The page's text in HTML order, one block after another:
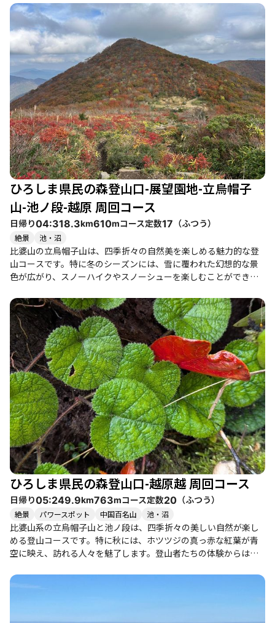
が美しく、特に池ノ段からの眺望は圧巻です。青空の下で色とり
どりの紅葉を楽しむことができ、心が癒される瞬間が多くありま
す。特に、晴れ間が見えた時の景色は「ずっと眺めていたい」と
感じるほどの美しさです。登山者たちは、紅葉のピークを過ぎた
時期でも、ホツツジの赤が美しく映える景色を楽しんでいます。
このコースは、初心者から健脚者まで楽しめる道が整備されてお
り、特に家族連れや友人同士での登山におすすめです。道中には
滑りやすい箇所もあるため、注意が必要ですが、全体的には歩き
やすい道が続いています。特に、池ノ段からの下りは、景色を楽
しみながらのんびりと歩けるため、疲れも吹き飛びます。 また、
登山の後には比婆山温泉や地元のグルメを楽しむことができ、特
に「俺んぢ」というイタリアンのお店や、ホルモンうどんが人気
です。登山の疲れを癒しながら、仲間と共に楽しい時間を過ごす
ことができます。 季節ごとの魅力もあり、春には新緑、夏には涼
しい風を感じながら、秋には紅葉、冬には静かな雪景色を楽しむ
ことができます。特に秋の紅葉シーズンは、訪れる人々で賑わい
を見せるため、早めの出発をおすすめします。 このように、比婆
山連峰は自然の美しさと登山の楽しさを兼ね備えた素晴らしいコ
ースです。ぜひ、仲間や家族と共に訪れてみてはいかがでしょう
か。
ひろしま県民の森登山口-展望園地-立烏帽子
山-池ノ段-越原 周回コース
日帰り04:318.3km610mコース定数17 （ふつう）
絶景 池・沼
比婆山の立烏帽子山は、四季折々の自然美を楽しめる魅力的な登
山コースです。特に冬のシーズンには、雪に覆われた幻想的な景
色が広がり、スノーハイクやスノーシューを楽しむことができま
しさに感動し、まるで非現実の世界にいるかのような体験を味わ
っています。 このコースは、県民の森公園センターからスタート
し、展望園地を経由して立烏帽子駐車場へ向かいます。途中、雪
の重みで足元が不安定になることもありますが、登山者同士の励
まし合いが心強いです。特に、池の段に到達した際の360°の大パ
ノラマは、登山者たちにとっての大きな達成感をもたらします。
大山や他の山々の美しい眺望が広がり、思わず息を呑む瞬間で
す。 このコースは初心者から健脚者まで楽しめるため、家族連れ
や友人同士での訪問にも適しています。ただし、雪の状態によっ
ては滑りやすくなるため、注意が必要です。特に、午後からは雪
が緩むことが多く、足元に気を付けることが求められます。 ま
た、周辺には温泉や美味しいグルメスポットも点在しており、登
山後の楽しみも豊富です。特に、地元の名物料理を味わうことが
できるお店は、登山者たちにとっての楽しみの一つです。 このよ
うに、比婆山の立烏帽子山は、自然の美しさと登山の楽しさを兼
ね備えた素晴らしいコースです。雪山ならではの体験を通じて、
心身ともにリフレッシュできることでしょう。
ひろしま県民の森登山口-越原越 周回コース
日帰り05:249.9km763mコース定数20 （ふつう）
絶景 パワースポット 中国百名山 池・沼
比婆山系の立烏帽子山と池ノ段は、四季折々の美しい自然が楽し
める登山コースです。特に秋には、ホツツジの真っ赤な紅葉が青
空に映え、訪れる人々を魅了します。登山者たちの体験からは、
った声が多く聞かれます。 このコースは、初心者から健脚者まで